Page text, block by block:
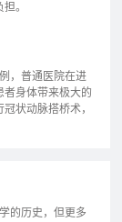
。
，普通医院在进
者身体带来极大的
状动脉搭桥术，
的历史，但更多